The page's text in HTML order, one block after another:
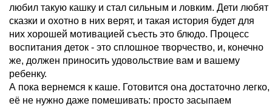
любил такую кашку и стал сильным и ловким. Дети любят
сказки и охотно в них верят, и такая история будет для
них хорошей мотивацией съесть это блюдо. Процесс
воспитания деток - это сплошное творчество, и, конечно
же, должен приносить удовольствие вам и вашему
ребенку.
А пока вернемся к каше. Готовится она достаточно легко,
её не нужно даже помешивать: просто засыпаем